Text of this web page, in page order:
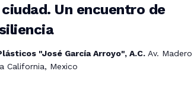
Un encuentro de
"José García Arroyo", A.C. Av. Madero
California, Mexico